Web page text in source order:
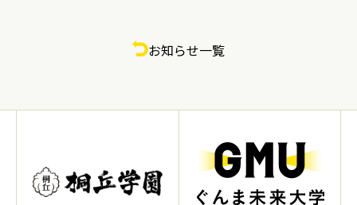
お知らせ一覧